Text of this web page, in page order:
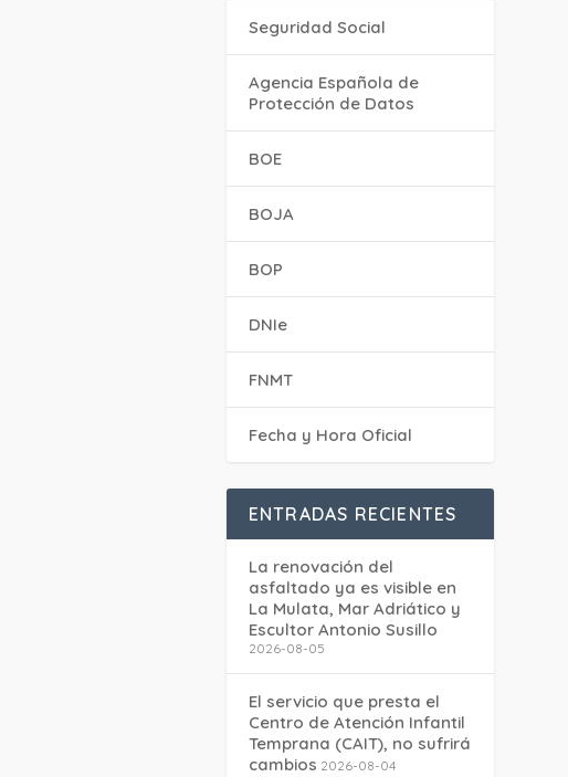
Seguridad Social
Agencia Española de
Protección de Datos
BOE
BOJA
BOP
DNIe
FNMT
Fecha y Hora Oficial
ENTRADAS RECIENTES
La renovación del
asfaltado ya es visible en
La Mulata, Mar Adriático y
Escultor Antonio Susillo
2026-08-05
El servicio que presta el
Centro de Atención Infantil
Temprana (CAIT), no sufrirá
cambios 2026-08-04